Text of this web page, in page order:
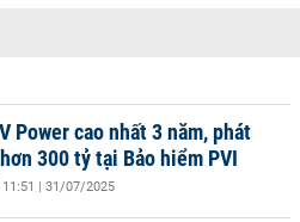
Power cao nhất 3 năm, phát
300 tỷ tại Bảo hiểm PVI
11:51 | 31/07/2025